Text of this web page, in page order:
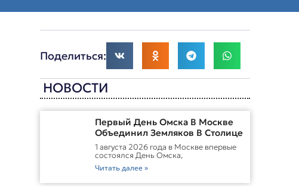
Поделиться:
НОВОСТИ
Первый День Омска В Москве
Объединил Земляков В Столице
1 августа 2026 года в Москве впервые
состоялся День Омска,
Читать далее »